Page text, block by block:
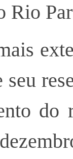
Rio
seu
do